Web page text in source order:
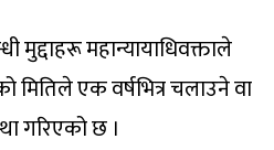
मुद्दाहरू महान्यायाधिवक्ताले
एक वर्षभित्र चलाउने वा
गरिएको छ ।